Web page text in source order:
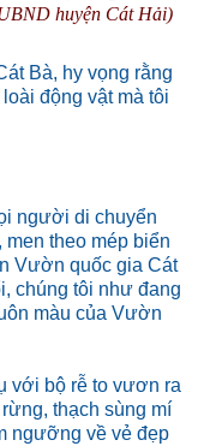
huyện Cát Hải)
Bà, hy vọng rằng
động vật mà tôi
người di chuyển
theo mép biển
Vườn quốc gia Cát
chúng tôi như đang
màu của Vườn
với bộ rễ to vươn ra
thạch sùng mí
ngưỡng về vẻ đẹp